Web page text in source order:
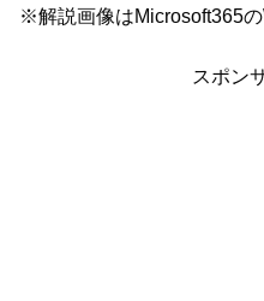
※解説画像はMicrosoft365の
スポン